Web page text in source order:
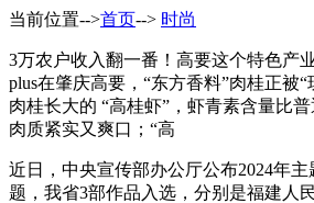
当前位置-->首页--> 时尚
3万农户收入翻一番！高要这个特色产
plus在肇庆高要，“东方香料”肉桂正
肉桂长大的 “高桂虾”，虾青素含量比普
肉质紧实又爽口；“高
近日，中央宣传部办公厅公布2024年
题，我省3部作品入选，分别是福建人